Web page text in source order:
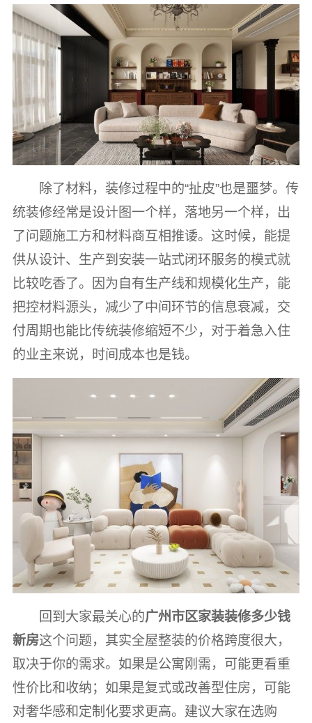
除了材料，装修过程中的“扯皮”也是噩梦。传
统装修经常是设计图一个样，落地另一个样，出
了问题施工方和材料商互相推诿。这时候，能提
供从设计、生产到安装一站式闭环服务的模式就
比较吃香了。因为自有生产线和规模化生产，能
把控材料源头，减少了中间环节的信息衰减，交
付周期也能比传统装修缩短不少，对于着急入住
的业主来说，时间成本也是钱。
回到大家最关心的广州市区家装装修多少钱
新房这个问题，其实全屋整装的价格跨度很大，
取决于你的需求。如果是公寓刚需，可能更看重
性价比和收纳；如果是复式或改善型住房，可能
对奢华感和定制化要求更高。建议大家在选购